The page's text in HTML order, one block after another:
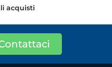
acquisti